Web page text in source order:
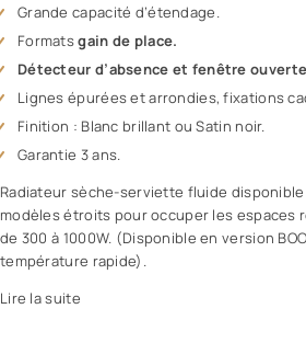
Grande capacité d’étendage.
Formatsgain de place.
Détecteur d’absence et fenêtre ouverte
Lignes épurées et arrondies, fixations
Finition : Blanc brillant ou Satin noir.
Garantie 3 ans.
Radiateur sèche-serviette fluide
modèles étroits pour occuper les espaces
de 300 à 1000W. (Disponible en version
température rapide).
Lire la suite